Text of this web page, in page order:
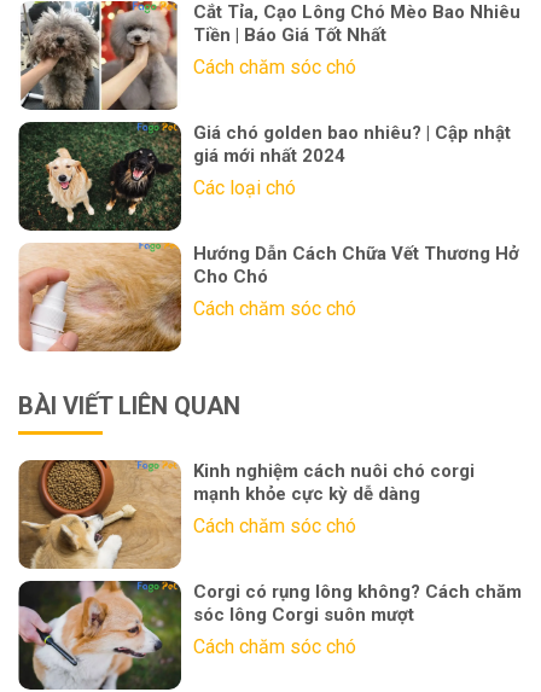
Cắt Tỉa, Cạo Lông Chó Mèo Bao Nhiêu
Tiền | Báo Giá Tốt Nhất
Cách chăm sóc chó
Giá chó golden bao nhiêu? | Cập nhật
giá mới nhất 2024
Các loại chó
Hướng Dẫn Cách Chữa Vết Thương Hở
Cho Chó
Cách chăm sóc chó
BÀI VIẾT LIÊN QUAN
Kinh nghiệm cách nuôi chó corgi
mạnh khỏe cực kỳ dễ dàng
Cách chăm sóc chó
Corgi có rụng lông không? Cách chăm
sóc lông Corgi suôn mượt
Cách chăm sóc chó